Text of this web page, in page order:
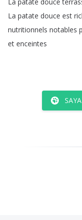
La patate douce est
nutritionnels notables
et enceintes